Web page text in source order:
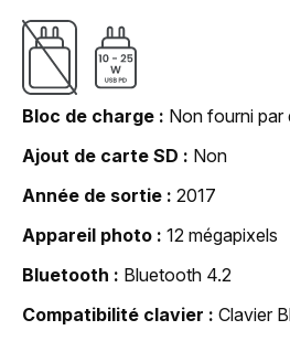
Bloc de charge
Non fourni par
Ajout de carte SD
Non
Année de sortie
2017
Appareil photo
12 mégapixels
Bluetooth
Bluetooth 4.2
Compatibilité clavier
Clavier